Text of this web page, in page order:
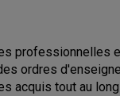
professionnelles
ordres
acquis tout au